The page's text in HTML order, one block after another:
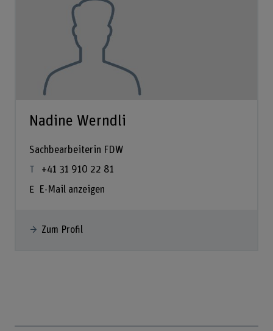
Nadine Werndli
Sachbearbeiterin FDW
+41 31 910 22 81
E-Mail anzeigen
Zum Profil